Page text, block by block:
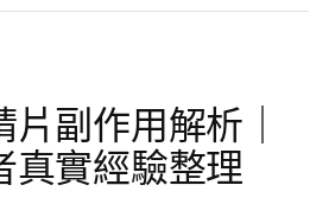
副作用解析｜
真實經驗整理